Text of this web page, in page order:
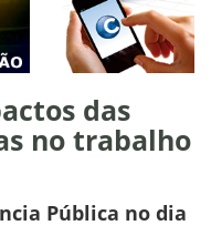
das
no trabalho
Pública no dia